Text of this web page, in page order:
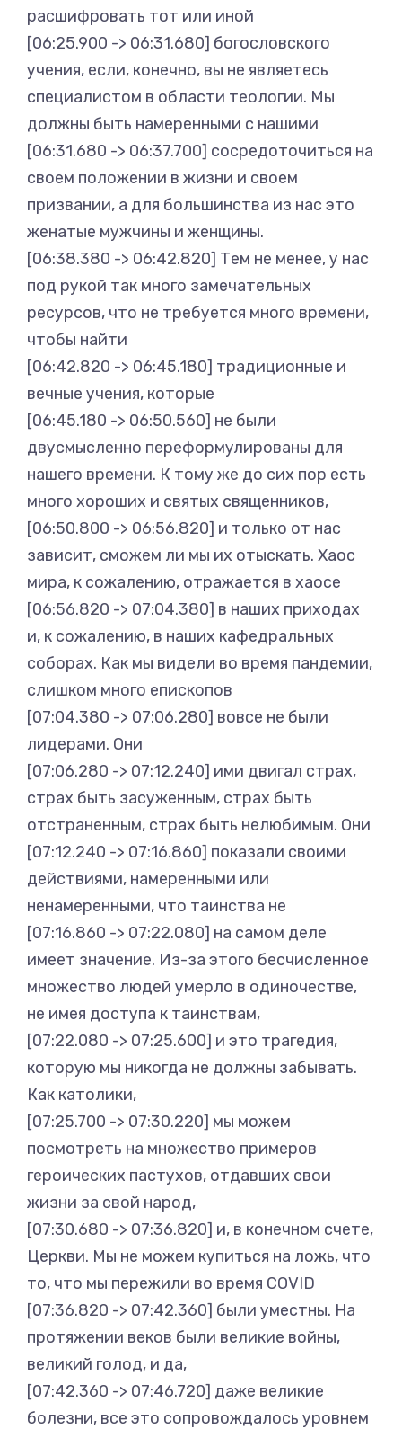
расшифровать тот или иной
[06:25.900 -> 06:31.680] богословского
учения, если, конечно, вы не являетесь
специалистом в области теологии. Мы
должны быть намеренными с нашими
[06:31.680 -> 06:37.700] сосредоточиться на
своем положении в жизни и своем
призвании, а для большинства из нас это
женатые мужчины и женщины.
[06:38.380 -> 06:42.820] Тем не менее, у нас
под рукой так много замечательных
ресурсов, что не требуется много времени,
чтобы найти
[06:42.820 -> 06:45.180] традиционные и
вечные учения, которые
[06:45.180 -> 06:50.560] не были
двусмысленно переформулированы для
нашего времени. К тому же до сих пор есть
много хороших и святых священников,
[06:50.800 -> 06:56.820] и только от нас
зависит, сможем ли мы их отыскать. Хаос
мира, к сожалению, отражается в хаосе
[06:56.820 -> 07:04.380] в наших приходах
и, к сожалению, в наших кафедральных
соборах. Как мы видели во время пандемии,
слишком много епископов
[07:04.380 -> 07:06.280] вовсе не были
лидерами. Они
[07:06.280 -> 07:12.240] ими двигал страх,
страх быть засуженным, страх быть
отстраненным, страх быть нелюбимым. Они
[07:12.240 -> 07:16.860] показали своими
действиями, намеренными или
ненамеренными, что таинства не
[07:16.860 -> 07:22.080] на самом деле
имеет значение. Из-за этого бесчисленное
множество людей умерло в одиночестве,
не имея доступа к таинствам,
[07:22.080 -> 07:25.600] и это трагедия,
которую мы никогда не должны забывать.
Как католики,
[07:25.700 -> 07:30.220] мы можем
посмотреть на множество примеров
героических пастухов, отдавших свои
жизни за свой народ,
[07:30.680 -> 07:36.820] и, в конечном счете,
Церкви. Мы не можем купиться на ложь, что
то, что мы пережили во время COVID
[07:36.820 -> 07:42.360] были уместны. На
протяжении веков были великие войны,
великий голод, и да,
[07:42.360 -> 07:46.720] даже великие
болезни, все это сопровождалось уровнем